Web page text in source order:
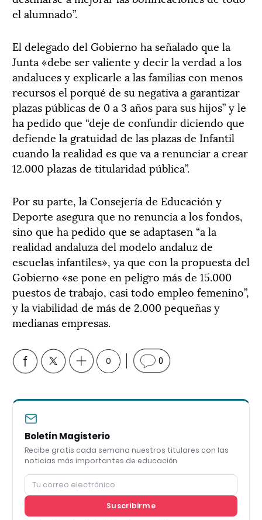
el alumnado”.
El delegado del Gobierno ha señalado que la
Junta «debe ser valiente y decir la verdad a los
andaluces y explicarle a las familias con menos
recursos el porqué de su negativa a garantizar
plazas públicas de 0 a 3 años para sus hijos” y le
ha pedido que “deje de confundir diciendo que
defiende la gratuidad de las plazas de Infantil
cuando la realidad es que va a renunciar a crear
12.000 plazas de titularidad pública”.
Por su parte, la Consejería de Educación y
Deporte asegura que no renuncia a los fondos,
sino que ha pedido que se adaptasen “a la
realidad andaluza del modelo andaluz de
escuelas infantiles», ya que con la propuesta del
Gobierno «se pone en peligro más de 15.000
puestos de trabajo, casi todo empleo femenino”,
y la viabilidad de más de 2.000 pequeñas y
medianas empresas.
0 0
Boletín Magisterio
Recibe gratis cada semana nuestros titulares con las
noticias más importantes de educación
Suscribirme